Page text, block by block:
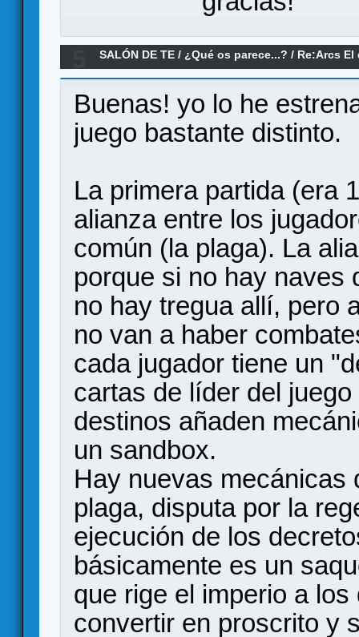
SALÓN DE TE / ¿Qué os parece...? / Re:Arcs
Buenas! yo lo he
juego bastante distinto.
La primera partida (era
alianza entre los
común (la plaga). La
porque si no hay naves
no hay tregua allí, pero
no van a haber
cada jugador tiene un
cartas de líder del
destinos añaden
un sandbox.
Hay nuevas mecánicas
plaga, disputa por la
ejecución de los
básicamente es un
que rige el imperio a
convertir en proscrito y